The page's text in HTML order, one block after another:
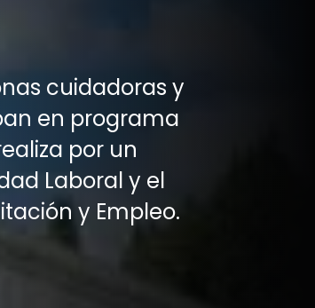
cuidadoras y
en programa
por un
Laboral y el
y Empleo.